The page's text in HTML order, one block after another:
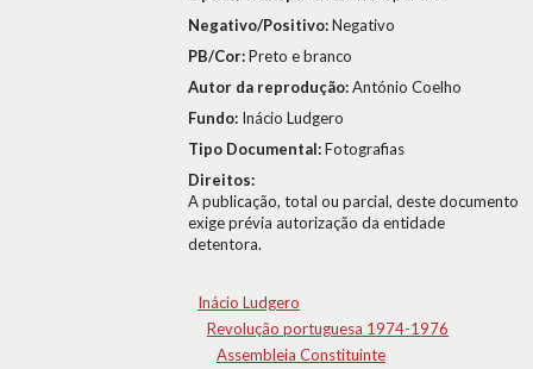
Negativo/Positivo:Negativo
PB/Cor:Preto e branco
Autor da reprodução:António Coelho
Fundo: Inácio Ludgero
Tipo Documental:Fotografias
Direitos:
A publicação, total ou parcial, deste documento
exige prévia autorização da entidade
detentora.
Inácio Ludgero
Revolução portuguesa 1974-1976
Assembleia Constituinte